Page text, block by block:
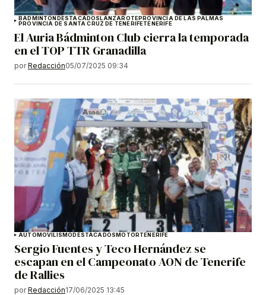
BADMINTÓNDESTACADOSLANZAROTEPROVINCIA DE LAS PALMAS
PROVINCIA DE SANTA CRUZ DE TENERIFETENERIFE
El Auria Bádminton Club cierra la temporada
en el TOP TTR Granadilla
por Redacción05/07/2025 09:34
AUTOMOVILISMODESTACADOSMOTORTENERIFE
Sergio Fuentes y Teco Hernández se
escapan en el Campeonato AON de Tenerife
de Rallies
por Redacción17/06/2025 13:45